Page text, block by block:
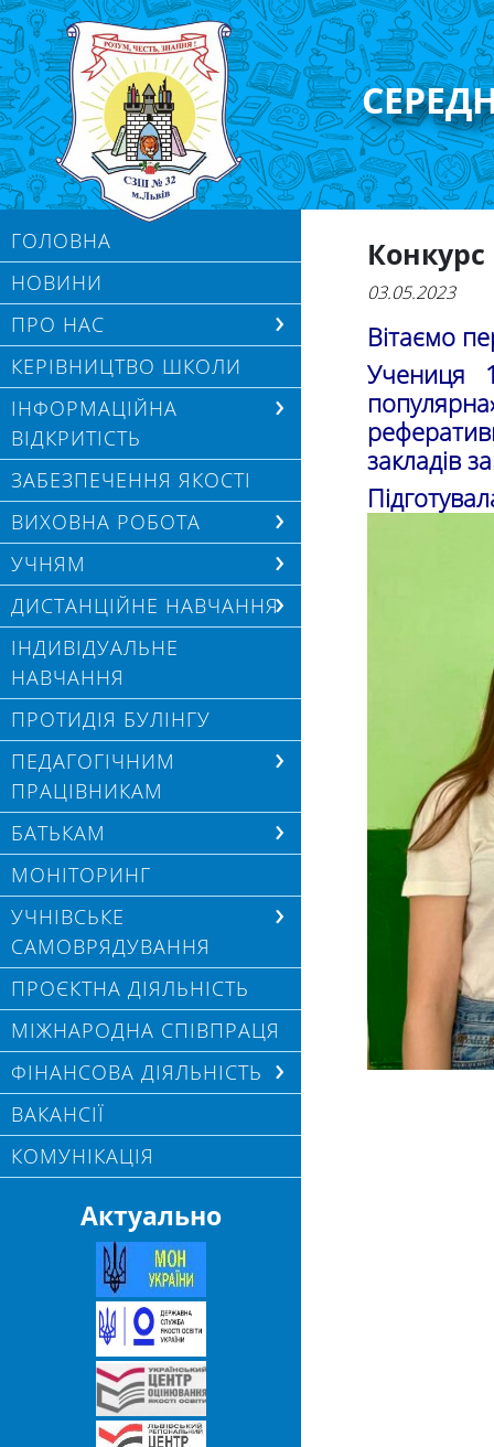
ГОЛОВНА
НОВИНИ
ПРО НАС
КЕРІВНИЦТВО ШКОЛИ
ІНФОРМАЦІЙНА
ВІДКРИТІСТЬ
ЗАБЕЗПЕЧЕННЯ ЯКОСТІ
ВИХОВНА РОБОТА
УЧНЯМ
ДИСТАНЦІЙНЕ НАВЧАННЯ
ІНДИВІДУАЛЬНЕ
НАВЧАННЯ
ПРОТИДІЯ БУЛІНГУ
ПЕДАГОГІЧНИМ
ПРАЦІВНИКАМ
БАТЬКАМ
МОНІТОРИНГ
УЧНІВСЬКЕ
САМОВРЯДУВАННЯ
ПРОЄКТНА ДІЯЛЬНІСТЬ
МІЖНАРОДНА СПІВПРАЦЯ
ФІНАНСОВА ДІЯЛЬНІСТЬ
ВАКАНСІЇ
КОМУНІКАЦІЯ
Актуально
Конкурс
03.05.2023
Вітаємо
Учениця
закладів